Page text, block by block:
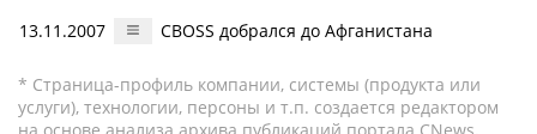
13.11.2007 CBOSS добрался до Афганистана
* Страница-профиль компании, системы (продукта или
услуги), технологии, персоны и т.п. создается редактором